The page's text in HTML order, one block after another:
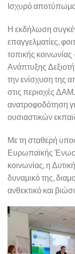
Ισχυρό αποτύπωμα
Η εκδήλωση
επαγγελματίες,
τοπικής κοινωνίας
Ανάπτυξης
την ενίσχυση της
στις περιοχές
ανατροφοδότηση
ουσιαστικών
Με τη σταθερή
Ευρωπαϊκής
κοινωνίας, η
δυναμικό της,
ανθεκτικό και